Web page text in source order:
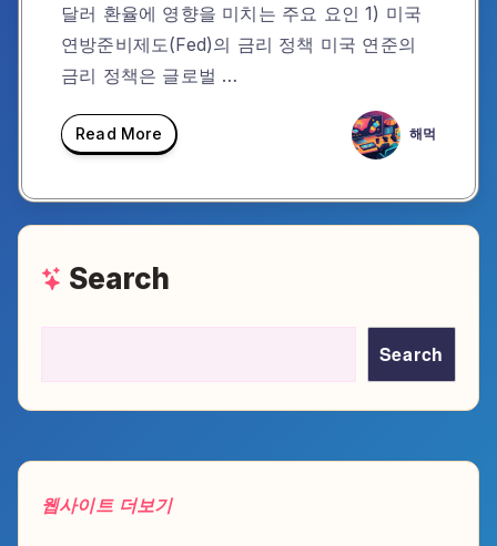
달러 환율에 영향을 미치는 주요 요인 1) 미국
연방준비제도(Fed)의 금리 정책 미국 연준의
금리 정책은 글로벌 …
Read More 해먹
Search
Search
웹사이트 더보기